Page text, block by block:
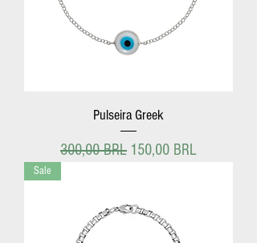
Pulseira Greek
Precio
300,00 BRL Precio de oferta
150,00 BRL
Sale